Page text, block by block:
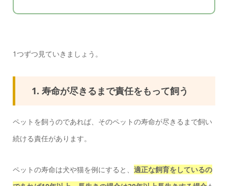
1つずつ見ていきましょう。
1. 寿命が尽きるまで責任をもって飼う
ペットを飼うのであれば、そのペットの寿命が尽きるまで飼い
続ける責任があります。
ペットの寿命は犬や猫を例にすると、 適正な飼育をしているの